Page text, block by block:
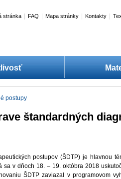
stránka FAQ Mapa stránky Kontakty
postupy
štandardných
postupov (ŠDTP) je hlavnou
sa v dňoch 18. – 19. októbra 2018
ŠDTP zaviazal v programovom